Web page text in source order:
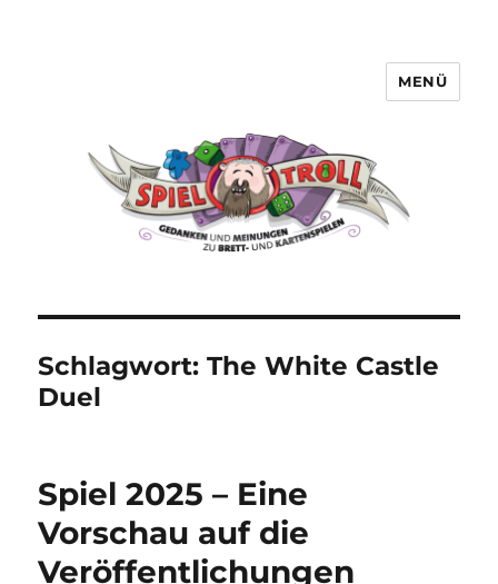
MENÜ
Schlagwort:The White Castle
Duel
Spiel 2025 – Eine
Vorschau auf die
Veröffentlichungen